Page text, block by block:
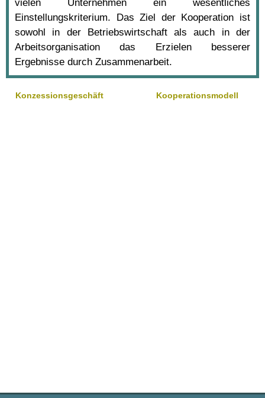
vielen Unternehmen ein wesentliches
Einstellungskriterium. Das Ziel der Kooperation ist
sowohl in der Betriebswirtschaft als auch in der
Arbeitsorganisation das Erzielen besserer
Ergebnisse durch Zusammenarbeit.
Konzessionsgeschäft Kooperationsmodell